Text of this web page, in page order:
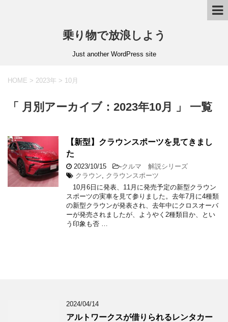
乗り物で放浪しよう
Just another WordPress site
HOME > 2023年 > 10月
「 月別アーカイブ：2023年10月 」 一覧
【新型】クラウンスポーツを見てきまし
た
2023/10/15 -クルマ 解説シリーズ
クラウン
クラウンスポーツ
10月6日に発表、11月に発売予定の新型クラウン
スポーツの実車を見て参りました。去年7月に4種類
の新型クラウンが発表され、去年中にクロスオーバ
ーが発売されましたが、ようやく2種類目か、とい
う印象も否 …
2024/04/14
アルトワークスが借りられるレンタカー